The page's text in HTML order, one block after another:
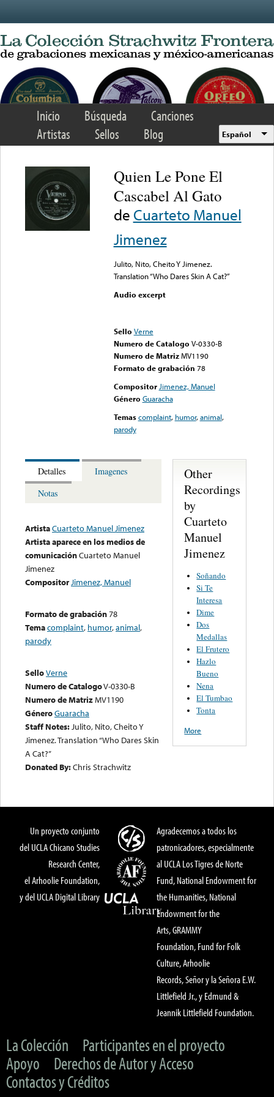
Inicio Búsqueda
Canciones
Artistas
Sellos Blog Español
Quien Le Pone El
Cascabel Al Gato
de Cuarteto Manuel
Jimenez
Julito, Nito, Cheito Y Jimenez.
Translation “Who Dares Skin A Cat?”
Audio excerpt
Sello Verne
Numero de Catalogo V-0330-B
Numero de Matriz MV1190
Formato de grabación 78
Compositor Jimenez, Manuel
Género Guaracha
Temas complaint, humor,animal,
parody
Detalles
Imagenes
Notas
ArtistaCuarteto Manuel Jimenez
Artista aparece en los medios de
comunicaciónCuarteto Manuel
Jimenez
CompositorJimenez, Manuel
Formato de grabación78
Temacomplaint, humor,animal,
parody
SelloVerne
Numero de CatalogoV-0330-B
Numero de MatrizMV1190
GéneroGuaracha
Staff Notes:Julito, Nito, Cheito Y
Jimenez. Translation “Who Dares Skin
A Cat?”
Donated By:Chris Strachwitz
Other
Recordings
by
Cuarteto
Manuel
Jimenez
Soñando
Si Te
Interesa
Dime
Dos
Medallas
El Frutero
Hazlo
Bueno
Nena
El Tumbao
Tonta
More
Un proyecto conjunto
del UCLA Chicano Studies
Research Center,
el Arhoolie Foundation,
y del UCLA Digital Library
Agradecemos a todos los
patronicadores, especialmente
al UCLA Los Tigres de Norte
Fund, National Endowment for
the Humanities, National
Endowment for the
Arts, GRAMMY
Foundation, Fund for Folk
Culture, Arhoolie
Records, Señor y la Señora E.W.
Littlefield Jr., y Edmund &
Jeannik Littlefield Foundation.
La Colección
Participantes en el proyecto
Apoyo
Derechos de Autor y Acceso
Contactos y Créditos